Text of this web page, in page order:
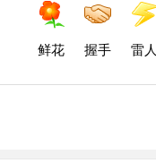
鲜花 握手 雷